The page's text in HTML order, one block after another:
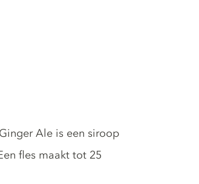
Ale is een siroop
fles maakt tot 25